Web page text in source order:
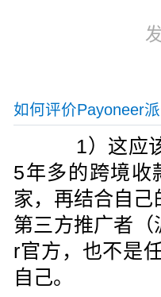
如何评价Payoneer派
1）这应该
5年多的跨境收
家，再结合自
第三方推广者
r官方，也不是
自己。